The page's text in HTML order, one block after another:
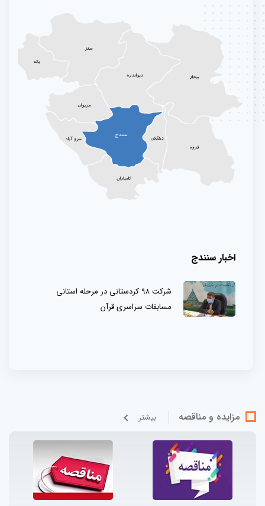
اخبار سنندج
شرکت ۹۸ کردستانی در مرحله استانی
مسابقات سراسری قرآن
مزایده و مناقصه بيشتر